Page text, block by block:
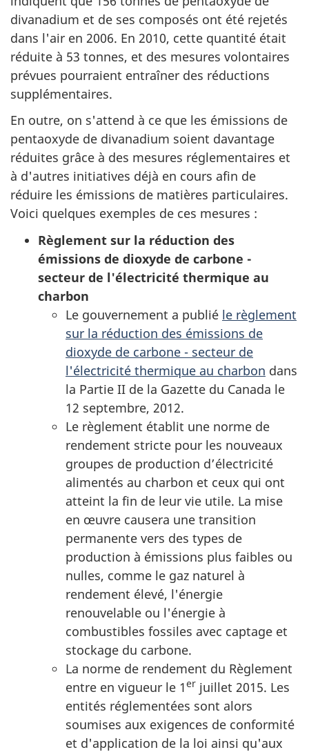
divanadium et de ses composés ont été rejetés
dans l'air en 2006. En 2010, cette quantité était
réduite à 53 tonnes, et des mesures volontaires
prévues pourraient entraîner des réductions
supplémentaires.
En outre, on s'attend à ce que les émissions de
pentaoxyde de divanadium soient davantage
réduites grâce à des mesures réglementaires et
à d'autres initiatives déjà en cours afin de
réduire les émissions de matières particulaires.
Voici quelques exemples de ces mesures :
Règlement sur la réduction des
émissions de dioxyde de carbone -
secteur de l'électricité thermique au
charbon
Le gouvernement a publié le règlement
sur la réduction des émissions de
dioxyde de carbone - secteur de
l'électricité thermique au charbon dans
la Partie II de la Gazette du Canada le
12 septembre, 2012.
Le règlement établit une norme de
rendement stricte pour les nouveaux
groupes de production d’électricité
alimentés au charbon et ceux qui ont
atteint la fin de leur vie utile. La mise
en œuvre causera une transition
permanente vers des types de
production à émissions plus faibles ou
nulles, comme le gaz naturel à
rendement élevé, l'énergie
renouvelable ou l'énergie à
combustibles fossiles avec captage et
stockage du carbone.
La norme de rendement du Règlement
entre en vigueur le 1er juillet 2015. Les
entités réglementées sont alors
soumises aux exigences de conformité
et d'application de la loi ainsi qu'aux